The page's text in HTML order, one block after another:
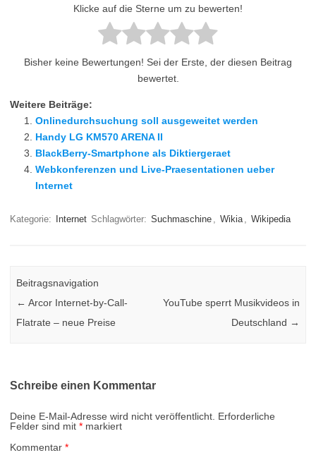
Klicke auf die Sterne um zu bewerten!
Bisher keine Bewertungen! Sei der Erste, der diesen Beitrag
bewertet.
Weitere Beiträge:
Onlinedurchsuchung soll ausgeweitet werden
Handy LG KM570 ARENA II
BlackBerry-Smartphone als Diktiergeraet
Webkonferenzen und Live-Praesentationen ueber
Internet
Kategorie: Internet Schlagwörter: Suchmaschine , Wikia , Wikipedia
Beitragsnavigation
← Arcor Internet-by-Call-
Flatrate – neue Preise
YouTube sperrt Musikvideos in
Deutschland →
Schreibe einen Kommentar
Deine E-Mail-Adresse wird nicht veröffentlicht. Erforderliche
Felder sind mit * markiert
Kommentar *